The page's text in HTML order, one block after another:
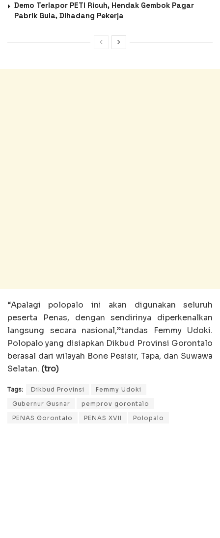
Demo Terlapor PETI Ricuh, Hendak Gembok Pagar
Pabrik Gula, Dihadang Pekerja
“Apalagi polopalo ini akan digunakan seluruh
peserta Penas, dengan sendirinya diperkenalkan
langsung secara nasional,”tandas Femmy Udoki.
Polopalo yang disiapkan Dikbud Provinsi Gorontalo
berasal dari wilayah Bone Pesisir, Tapa, dan Suwawa
Selatan. (tro)
Tags: Dikbud Provinsi
Femmy Udoki
Gubernur Gusnar
pemprov gorontalo
PENAS Gorontalo
PENAS XVII Polopalo